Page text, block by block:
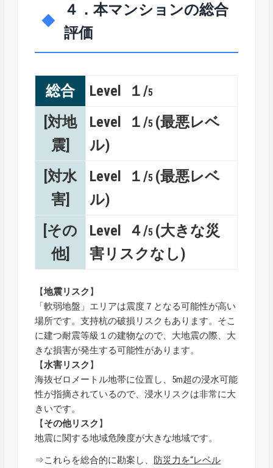
４．本マンションの総合
評価
総合 Level １/5
[対地
震]
Level １/5 (最悪レベ
ル)
[対水
害]
Level １/5 (最悪レベ
ル)
[その
他]
Level ４/5 (大きな災
害リスクなし)
【地震リスク 】
「軟弱地盤」エリアは震度７となる可能性が高い
場所です。支持杭の破損リスクもあります。そこ
に建つ耐震等級１の建物なので、大地震の際、大
きな損害が発生する可能性があります。
【水害リスク 】
海抜ゼロメートル地帯に位置し、5m超の浸水可能
性が指摘されているので、浸水リスクは非常に大
きいです。
【その他リスク 】
地震に関する地域危険度が大きな地域です。
⇒これらを総合的に勘案し、 防災力を“レベル